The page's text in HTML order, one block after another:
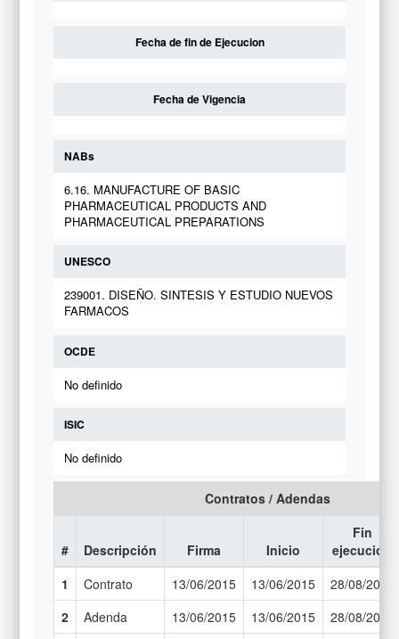
Fecha de fin de Ejecucion
Fecha de Vigencia
NABs
6.16. MANUFACTURE OF BASIC
PHARMACEUTICAL PRODUCTS AND
PHARMACEUTICAL PREPARATIONS
UNESCO
239001. DISEÑO. SINTESIS Y ESTUDIO NUEVOS
FARMACOS
OCDE
No definido
ISIC
No definido
Contratos / Adendas
# Descripción Firma Inicio
Fin
ejecución
1
Contrato 13/06/2015 13/06/2015
28/08/2017
2
Adenda 13/06/2015 13/06/2015
28/08/2017